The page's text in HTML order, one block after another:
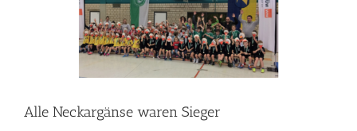
Alle Neckargänse waren Sieger